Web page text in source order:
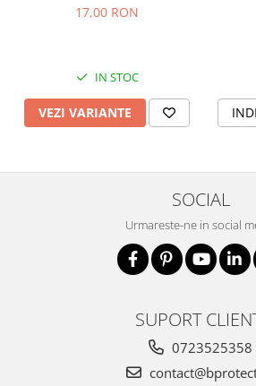
17,00 RON
IN STOC
VEZI VARIANTE
SOCIAL
Urmareste-ne in social
SUPORT
0723525358